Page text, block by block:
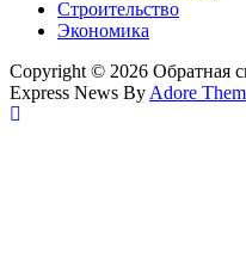
Строительство
Экономика
Copyright © 2026 Обратная
Express News By Adore